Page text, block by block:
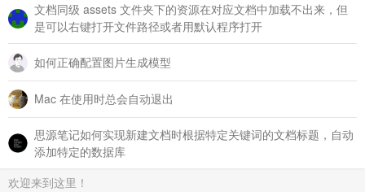
文档同级 assets 文件夹下的资源在对应文档中加载不出来，但
是可以右键打开文件路径或者用默认程序打开
如何正确配置图片生成模型
Mac 在使用时总会自动退出
思源笔记如何实现新建文档时根据特定关键词的文档标题，自动
添加特定的数据库
欢迎来到这里！